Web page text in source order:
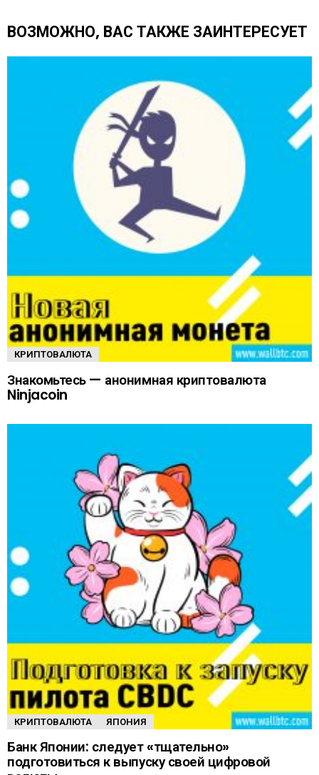
щ
ВОЗМОЖНО, ВАС ТАКЖЕ ЗАИНТЕРЕСУЕТ
КРИПТОВАЛЮТА
Знакомьтесь — анонимная криптовалюта
Ninjacoin
КРИПТОВАЛЮТА ЯПОНИЯ
Банк Японии: следует «тщательно»
подготовиться к выпуску своей цифровой